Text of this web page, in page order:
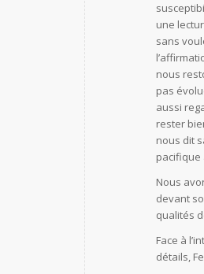
une
sans
nous
pas
aussi
rester
nous dit
pacifique
Nous
devant
qualités
Face à
détails,